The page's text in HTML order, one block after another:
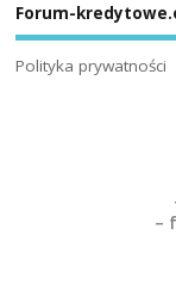
Forum-
Polityka prywatności
–